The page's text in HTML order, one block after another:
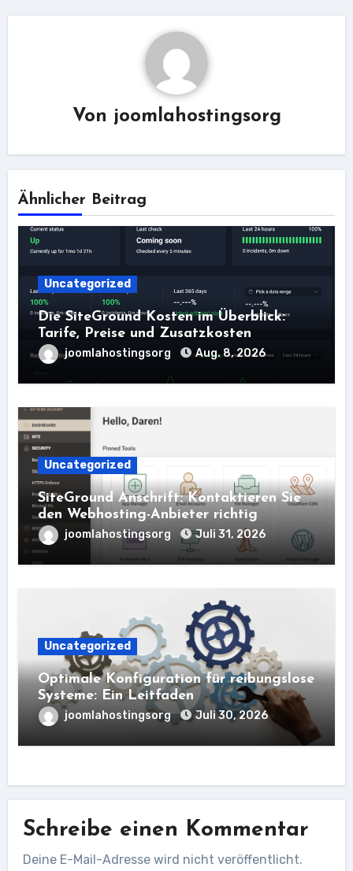
Von joomlahostingsorg
Ähnlicher Beitrag
Uncategorized
Die SiteGround Kosten im Überblick:
Tarife, Preise und Zusatzkosten
joomlahostingsorg Aug. 8, 2026
Uncategorized
SiteGround Anschrift: Kontaktieren Sie
den Webhosting-Anbieter richtig
joomlahostingsorg Juli 31, 2026
Uncategorized
Optimale Konfiguration für reibungslose
Systeme: Ein Leitfaden
joomlahostingsorg Juli 30, 2026
Schreibe einen Kommentar
Deine E-Mail-Adresse wird nicht veröffentlicht.